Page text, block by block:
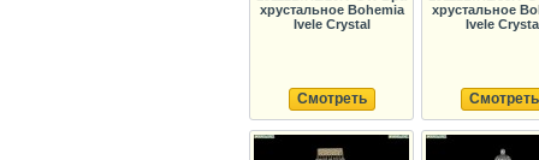
хрустальное Bohemia
Ivele Crystal
Смотреть
хрустальное
Ivele
Смотреть